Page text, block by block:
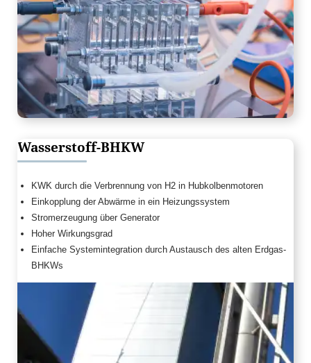
Wasserstoff-BHKW
KWK durch die Verbrennung von H2 in Hubkolbenmotoren
Einkopplung der Abwärme in ein Heizungssystem
Stromerzeugung über Generator
Hoher Wirkungsgrad
Einfache Systemintegration durch Austausch des alten Erdgas-
BHKWs